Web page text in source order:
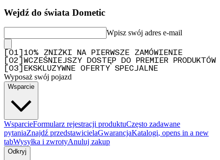
Wejdź do świata Dometic
Wpisz swój adres e-mail
01
10% ZNIŻKI NA PIERWSZE ZAMÓWIENIE
02
WCZEŚNIEJSZY DOSTĘP DO PREMIER PRODUKTÓW
03 EKSKLUZYWNE OFERTY SPECJALNE
Wyposaż swój pojazd
Wsparcie
WsparcieFormularz rejestracji produktuCzęsto zadawane
pytaniaZnajdź przedstawicielaGwarancjaKatalogi, opens in a new
tabWysyłka i zwrotyAnuluj zakup
Odkryj